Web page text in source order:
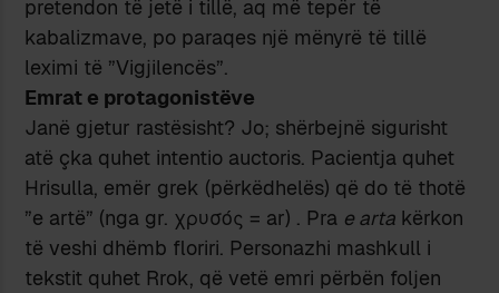
pretendon të jetë i tillë, aq më tepër të
kabalizmave, po paraqes një mënyrë të tillë
leximi të ”Vigjilencës”.
Emrat e protagonistëve
Janë gjetur rastësisht? Jo; shërbejnë sigurisht
atë çka quhet intentio auctoris. Pacientja quhet
Hrisulla, emër grek (përkëdhelës) që do të thotë
”e artë” (nga gr. χρυσός = ar) . Pra e arta kërkon
të veshi dhëmb floriri. Personazhi mashkull i
tekstit quhet Rrok, që vetë emri përbën foljen